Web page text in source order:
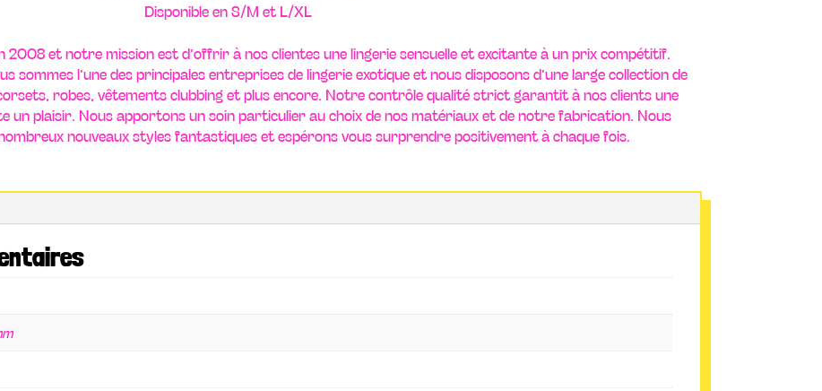
Disponible en S/M et L/XL
2008 et notre mission est d’offrir à nos clientes une lingerie sensuelle et excitante à un prix compétitif.
sommes l’une des principales entreprises de lingerie exotique et nous disposons d’une large collection de
robes, vêtements clubbing et plus encore. Notre contrôle qualité strict garantit à nos clients une
un plaisir. Nous apportons un soin particulier au choix de nos matériaux et de notre fabrication. Nous
nouveaux styles fantastiques et espérons vous surprendre positivement à chaque fois.